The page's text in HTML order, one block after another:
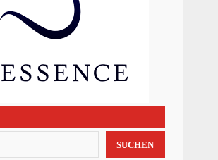
SUCHEN